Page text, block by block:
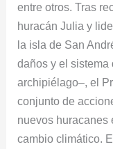
entre otros. Tras
huracán Julia y
la isla de San
daños y el
archipiélago–, el
conjunto de
nuevos huracanes
cambio climático.